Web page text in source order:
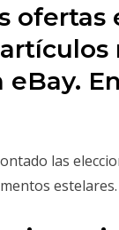
ofertas
las
estelares.